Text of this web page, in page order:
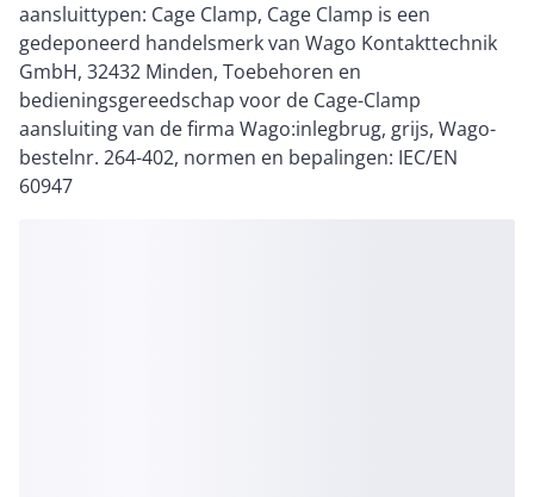
aansluittypen: Cage Clamp, Cage Clamp is een
gedeponeerd handelsmerk van Wago Kontakttechnik
GmbH, 32432 Minden, Toebehoren en
bedieningsgereedschap voor de Cage-Clamp
aansluiting van de firma Wago:inlegbrug, grijs, Wago-
bestelnr. 264-402, normen en bepalingen: IEC/EN
60947